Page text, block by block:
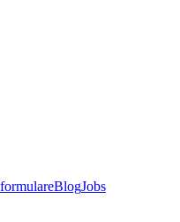
BlogJobs